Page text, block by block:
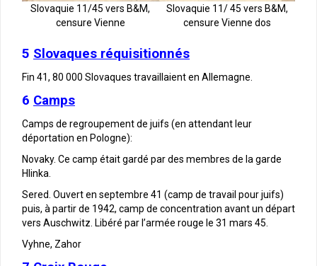
Slovaquie 11/45 vers B&M,
censure Vienne
Slovaquie 11/ 45 vers B&M,
censure Vienne dos
5 Slovaques réquisitionnés
Fin 41, 80 000 Slovaques travaillaient en Allemagne.
6 Camps
Camps de regroupement de juifs (en attendant leur
déportation en Pologne):
Novaky. Ce camp était gardé par des membres de la garde
Hlinka.
Sered. Ouvert en septembre 41 (camp de travail pour juifs)
puis, à partir de 1942, camp de concentration avant un départ
vers Auschwitz. Libéré par l’armée rouge le 31 mars 45.
Vyhne, Zahor